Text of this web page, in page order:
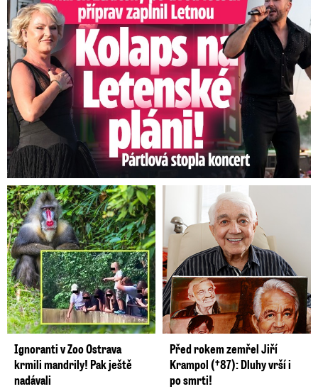
Ignoranti v Zoo Ostrava
krmili mandrily! Pak ještě
nadávali
Před rokem zemřel Jiří
Krampol (†87): Dluhy vrší i
po smrti!